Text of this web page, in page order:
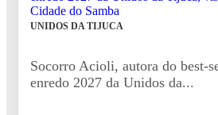
UNIDOS DA TIJUCA
Socorro Acioli, autora do best-
enredo 2027 da Unidos da...